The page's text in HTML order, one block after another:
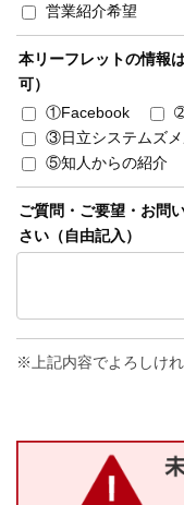
営業紹介希望
本リーフレットの情報
可）
①Facebook
③日立システムズ
⑤知人からの紹介
ご質問・ご要望・お問
さい（自由記入）
上記内容でよろしけ